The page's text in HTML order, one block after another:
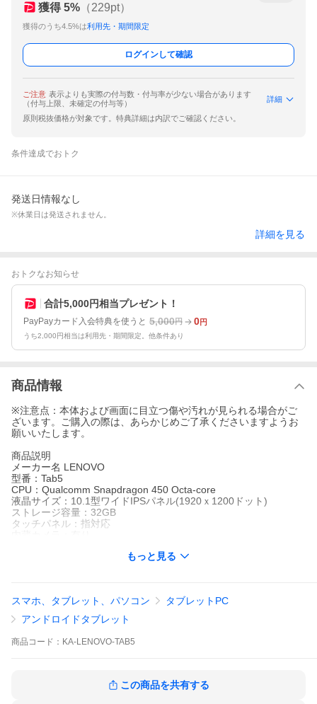
獲得 5% （229pt）
獲得のうち4.5%は利用先・期間限定
ログインして確認
ご注意 表示よりも実際の付与数・付与率が少ない場合があります
（付与上限、未確定の付与等）
詳細
原則税抜価格が対象です。特典詳細は内訳でご確認ください。
条件達成でおトク
発送日情報なし
※休業日は発送されません。
詳細を見る
おトクなお知らせ
合計5,000円相当プレゼント！
PayPayカード入会特典を使うと 5,000円 0円
うち2,000円相当は利用先・期間限定。他条件あり
商品情報
※注意点：本体および画面に目立つ傷や汚れが見られる場合がご
ざいます。ご購入の際は、あらかじめご了承くださいますようお
願いいたします。
商品説明
メーカー名 LENOVO
型番：Tab5
CPU：Qualcomm Snapdragon 450 Octa-core
液晶サイズ：10.1型ワイドIPSパネル(1920ｘ1200ドット)
ストレージ容量：32GB
タッチパネル：指対応
利用制限 “○”⇒ネットワーク利用制限無し（残債無し）
無線通信：WI-FI、Bluetooth
OS：Android 9
付属品：交換用ACアダプターのみ，（本商品にはTVアンテナケー
ブルは付属しておりませんので、あらかじめご了承ください）
保証期間：3日間
・本商品にはTVアンテナケーブルは付属しておりませんので、あ
らかじめご了承ください。
もっと見る
スマホ、タブレット、パソコン
タブレットPC
アンドロイドタブレット
商品 コード： KA-LENOVO-TAB5
この商品を共有する